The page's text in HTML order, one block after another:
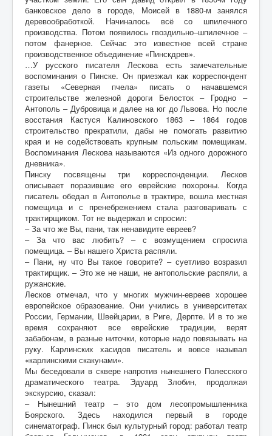
банковское дело в городе, Моисей в 1880-м занялся
деревообработкой. Начиналось всё со шпилечного
производства. Потом появилось гвоздильно–шпилечное –
потом фанерное. Сейчас это известное всей стране
производственное объединение «Пинскдрев».
…У русского писателя Лескова есть замечательные
воспоминания о Пинске. Он приезжал как корреспондент
газеты «Северная пчела» писать о начавшемся
строительстве железной дороги Белосток – Гродно –
Антополь – Дубровица и далее на юг до Львова. Но после
восстания Кастуся Калиновского 1863 – 1864 годов
строительство прекратили, дабы не помогать развитию
края и не содействовать крупным польским помещикам.
Воспоминания Лескова называются «Из одного дорожного
дневника».
Пинску посвящены три корреспонденции. Лесков
описывает поразившие его еврейские похороны. Когда
писатель обедал в Антополье в трактире, вошла местная
помещица и с пренебрежением стала разговаривать с
трактирщиком. Тот не выдержал и спросил:
– За что же Вы, пани, так ненавидите евреев?
– За что вас любить? – с возмущением спросила
помещица. – Вы нашего Христа распяли.
– Пани, ну что Вы такое говорите? – суетливо возразил
трактирщик. – Это же не наши, не антопольские распяли, а
ружанские.
Лесков отмечал, что у многих мужчин-евреев хорошее
европейское образование. Они учились в университетах
России, Германии, Швейцарии, в Риге, Дерпте. И в то же
время сохраняют все еврейские традиции, верят
забабонам, в разные ниточки, которые надо повязывать на
руку. Карлинских хасидов писатель и вовсе называл
«карлинскими скакунами».
Мы беседовали в сквере напротив нынешнего Полесского
драматического театра. Эдуард Злобин, продолжая
экскурсию, сказал:
– Нынешний театр – это дом лесопромышленника
Боярского. Здесь находился первый в городе
синематограф. Пинск был культурный город: работал театр